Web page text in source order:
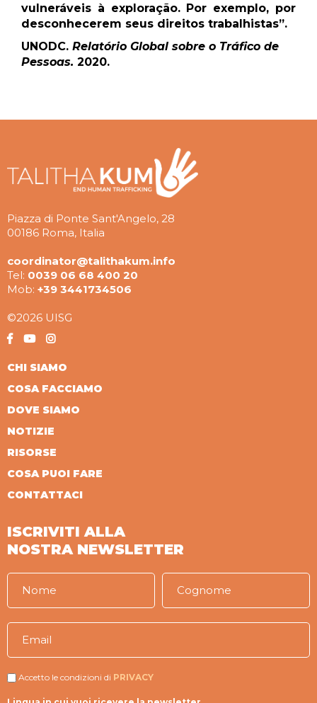
vulneráveis ​​à exploração. Por exemplo, por
desconhecerem seus direitos trabalhistas”.
UNODC. Relatório Global sobre o Tráfico de
Pessoas. 2020.
Piazza di Ponte Sant'Angelo, 28
00186 Roma, Italia
coordinator@talithakum.info
Tel: 0039 06 68 400 20
Mob: +39 3441734506
©2026 UISG
CHI SIAMO
COSA FACCIAMO
DOVE SIAMO
NOTIZIE
RISORSE
COSA PUOI FARE
CONTATTACI
ISCRIVITI ALLA
NOSTRA NEWSLETTER
Accetto le condizioni di PRIVACY